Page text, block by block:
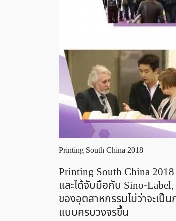
Printing South China 2018
Printing South China
และได้จับมือกับ Sino-
ของอุตสาหกรรมไม่ว่าจะเ
แบบครบวงจรขึ้น